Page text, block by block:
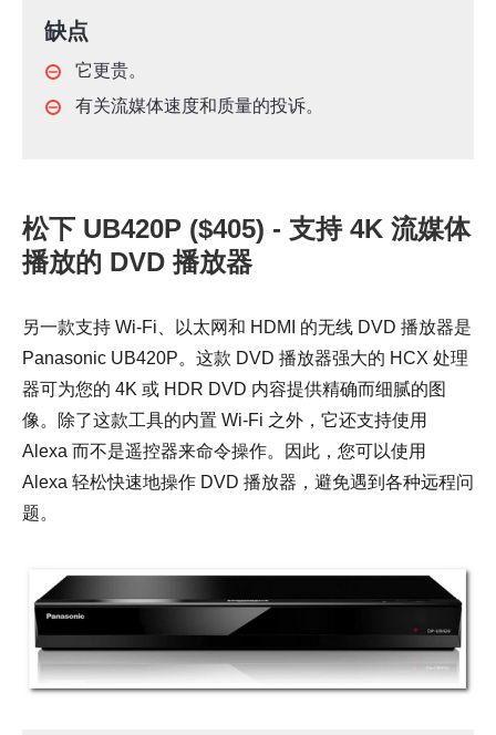
缺点
它更贵。
有关流媒体速度和质量的投诉。
松下 UB420P ($405) - 支持 4K 流媒体
播放的 DVD 播放器
另一款支持 Wi-Fi、以太网和 HDMI 的无线 DVD 播放器是
Panasonic UB420P。这款 DVD 播放器强大的 HCX 处理
器可为您的 4K 或 HDR DVD 内容提供精确而细腻的图
像。除了这款工具的内置 Wi-Fi 之外，它还支持使用
Alexa 而不是遥控器来命令操作。因此，您可以使用
Alexa 轻松快速地操作 DVD 播放器，避免遇到各种远程问
题。